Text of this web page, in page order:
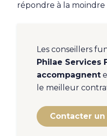
répondre à la moindre
Les conseillers
Philae Services
accompagnent
le meilleur
Contacter